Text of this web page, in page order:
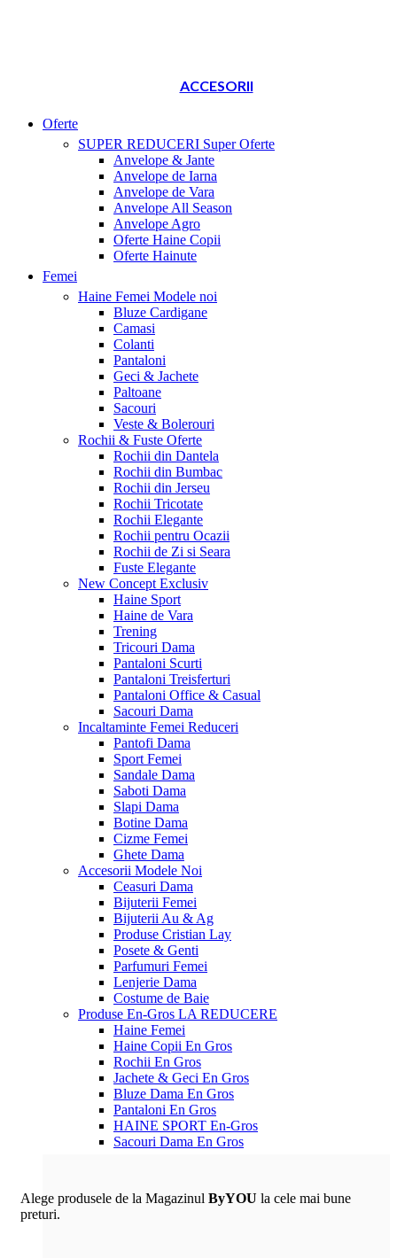
ACCESORII
Oferte
SUPER REDUCERI Super Oferte
Anvelope & Jante
Anvelope de Iarna
Anvelope de Vara
Anvelope All Season
Anvelope Agro
Oferte Haine Copii
Oferte Hainute
Femei
Haine Femei Modele noi
Bluze Cardigane
Camasi
Colanti
Pantaloni
Geci & Jachete
Paltoane
Sacouri
Veste & Bolerouri
Rochii & Fuste Oferte
Rochii din Dantela
Rochii din Bumbac
Rochii din Jerseu
Rochii Tricotate
Rochii Elegante
Rochii pentru Ocazii
Rochii de Zi si Seara
Fuste Elegante
New Concept Exclusiv
Haine Sport
Haine de Vara
Trening
Tricouri Dama
Pantaloni Scurti
Pantaloni Treisferturi
Pantaloni Office & Casual
Sacouri Dama
Incaltaminte Femei Reduceri
Pantofi Dama
Sport Femei
Sandale Dama
Saboti Dama
Slapi Dama
Botine Dama
Cizme Femei
Ghete Dama
Accesorii Modele Noi
Ceasuri Dama
Bijuterii Femei
Bijuterii Au & Ag
Produse Cristian Lay
Posete & Genti
Parfumuri Femei
Lenjerie Dama
Costume de Baie
Produse En-Gros LA REDUCERE
Haine Femei
Haine Copii En Gros
Rochii En Gros
Jachete & Geci En Gros
Bluze Dama En Gros
Pantaloni En Gros
HAINE SPORT En-Gros
Sacouri Dama En Gros
Alege produsele de la Magazinul ByYOU la cele mai bune
preturi.